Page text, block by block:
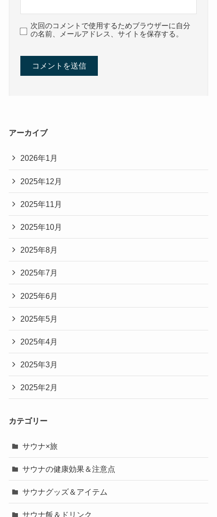
次回のコメントで使用するためブラウザーに自分
の名前、メールアドレス、サイトを保存する。
アーカイブ
2026年1月
2025年12月
2025年11月
2025年10月
2025年8月
2025年7月
2025年6月
2025年5月
2025年4月
2025年3月
2025年2月
カテゴリー
サウナ×旅
サウナの健康効果＆注意点
サウナグッズ＆アイテム
サウナ飯＆ドリンク